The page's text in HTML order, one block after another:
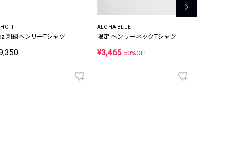
刺繍ヘンリーTシャツ
ALOHA BLUE
限定 ヘンリーネックTシャツ
¥3,465 50%OFF